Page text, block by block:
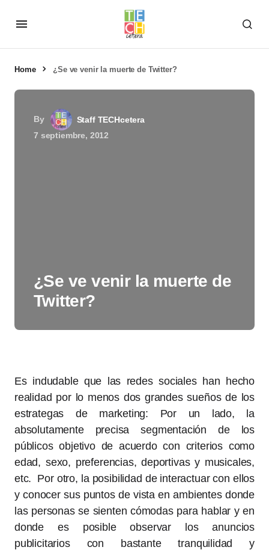
Home ¿Se ve venir la muerte de Twitter?
By
Staff TECHcetera
7 septiembre, 2012
¿Se ve venir la muerte de
Twitter?
Es indudable que las redes sociales han hecho
realidad por lo menos dos grandes sueños de los
estrategas de marketing: Por un lado, la
absolutamente precisa segmentación de los
públicos objetivo de acuerdo con criterios como
edad, sexo, preferencias, deportivas y musicales,
etc. Por otro, la posibilidad de interactuar con ellos
y conocer sus puntos de vista en ambientes donde
las personas se sienten cómodas para hablar y en
donde es posible observar los anuncios
publicitarios con bastante tranquilidad y